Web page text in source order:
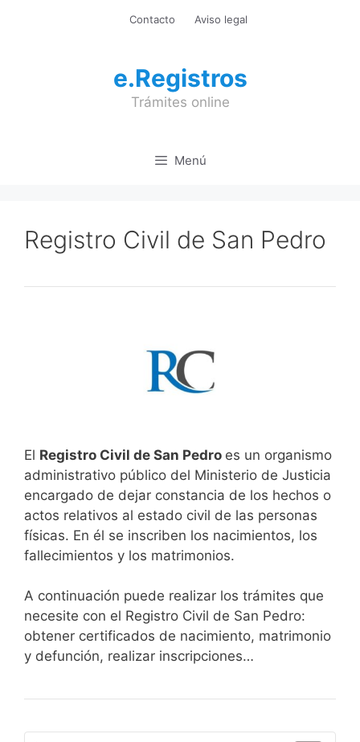
Contacto Aviso legal
e.Registros
Trámites online
Menú
Registro Civil de San Pedro
El Registro Civil de San Pedro es un organismo
administrativo público del Ministerio de Justicia
encargado de dejar constancia de los hechos o
actos relativos al estado civil de las personas
físicas. En él se inscriben los nacimientos, los
fallecimientos y los matrimonios.
A continuación puede realizar los trámites que
necesite con el Registro Civil de San Pedro:
obtener certificados de nacimiento, matrimonio
y defunción, realizar inscripciones…